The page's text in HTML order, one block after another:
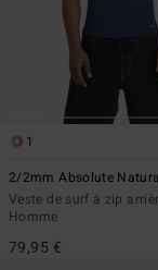
1
2/2mm Absolute
Veste de surf à zip
Homme
79,95 €